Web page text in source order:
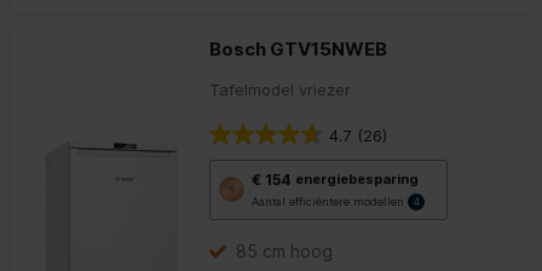
Bosch GTV15NWEB
Tafelmodel vriezer
4.7 (26)
€ 154 energiebesparing
Aantal efficiëntere modellen 4
deze
Youreko’s
85 cm hoog